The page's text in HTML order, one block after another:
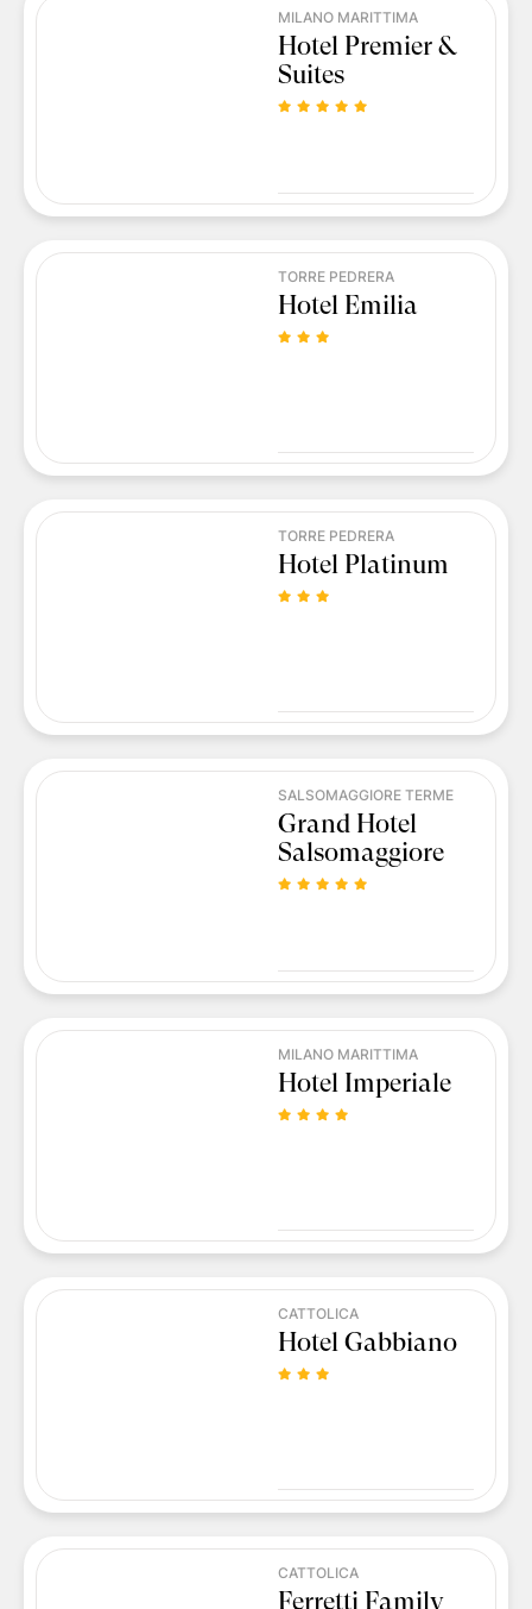
MILANO MARITTIMA
Hotel Premier &
Suites
TORRE PEDRERA
Hotel Emilia
TORRE PEDRERA
Hotel Platinum
SALSOMAGGIORE TERME
Grand Hotel
Salsomaggiore
MILANO MARITTIMA
Hotel Imperiale
CATTOLICA
Hotel Gabbiano
CATTOLICA
Ferretti Family